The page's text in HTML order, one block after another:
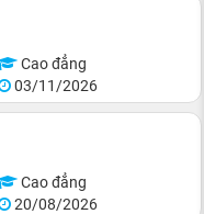
Cao đẳng
03/11/2026
Cao đẳng
20/08/2026